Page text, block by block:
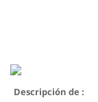
Descripción de :